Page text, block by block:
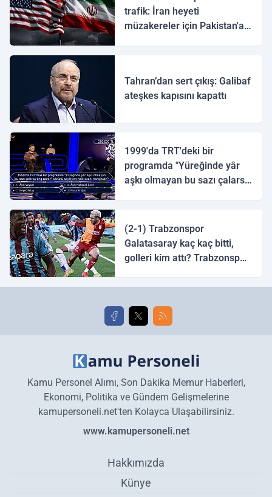
trafik: İran heyeti
müzakereler için Pakistan'a
Tahran’dan sert çıkış: Galibaf
ateşkes kapısını kapattı
1999'da TRT'deki bir
programda "Yüreğinde yâr
aşkı olmayan bu sazı çalarsa
(2-1) Trabzonspor
Galatasaray kaç kaç bitti,
golleri kim attı? Trabzonspor
golleri!
Kamu Personel Alımı, Son Dakika Memur Haberleri,
Ekonomi, Politika ve Gündem Gelişmelerine
kamupersoneli.net'ten Kolayca Ulaşabilirsiniz.
www.kamupersoneli.net
Hakkımızda
Künye